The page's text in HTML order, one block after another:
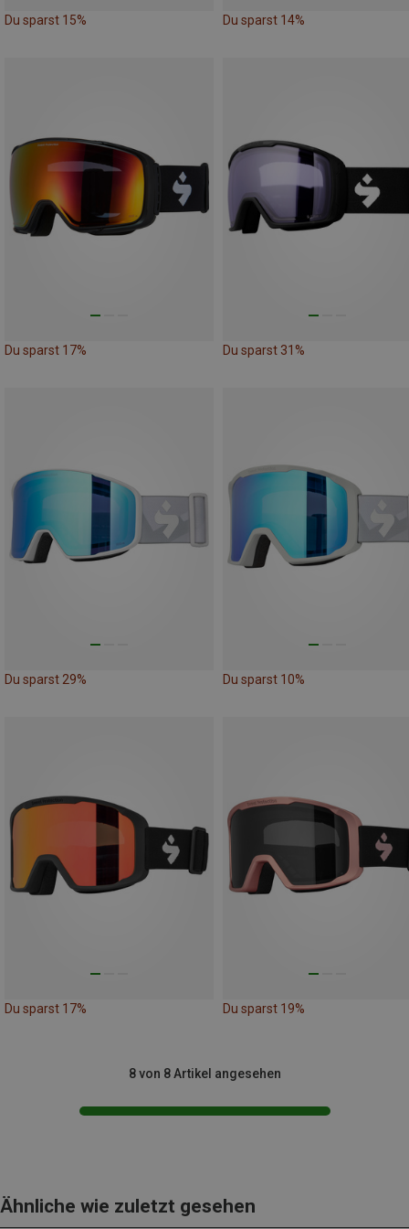
Du sparst 15% Du sparst 14%
Du sparst 17% Du sparst 31%
Du sparst 29% Du sparst 10%
Du sparst 17% Du sparst 19%
8 von 8 Artikel angesehen
Ähnliche wie zuletzt gesehen